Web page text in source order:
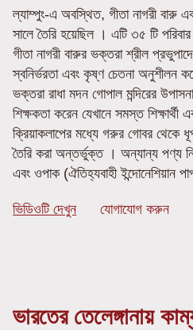
ল্যাম্পুং-এ অবস্থিত, গীতা নাগরী বারু
সালে তৈরি হয়েছিল । এটি ৩৫ টি
গীতা নাগরী বারুর ভক্তরা শ্রীল
স্বনির্ভরতা এবং কৃষ্ণ চেতনা অনুশীলন
ভক্তরা রাধা মদন গোপাল মন্দিরের
শিক্ষকতা করেন যেখানে সমস্ত
ক্রিয়াকলাপের মধ্যে গরুর গোবর থেকে
তৈরি করা অন্তর্ভুক্ত । অন্যান্য পণ্য
এবং ওপাক (ঐতিহ্যবাহী ইন্দোনেশিয়ান
ভিডিওটি দেখুন যোগাযোগ করুন
ভারতের তেলেঙ্গানায়